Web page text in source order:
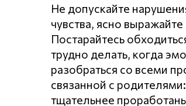
Не допускайте
чувства, ясно
Постарайтесь
трудно делать, когда
разобраться со всеми
связанной с
тщательнее